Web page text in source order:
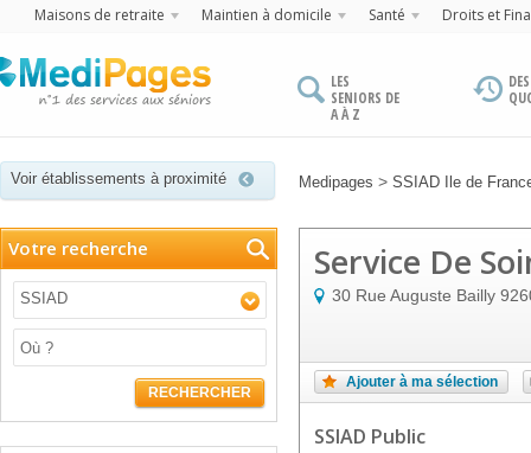
Maisons de retraite Maintien à domicile Santé Droits et
LES
SENIORS DE
A À Z
Voir établissements à proximité Medipages > SSIAD Ile de
Votre recherche
SSIAD
RECHERCHER
Service De
30 Rue Auguste Bailly
Ajouter à ma sélection
SSIAD Public